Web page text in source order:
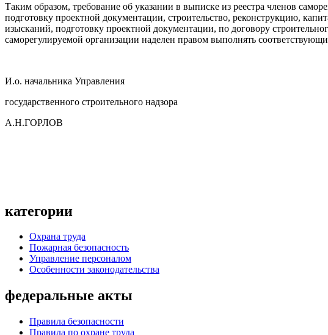
Таким образом, требование об указании в выписке из реестра членов
подготовку проектной документации, строительство, реконструкцию,
изысканий, подготовку проектной документации, по договору
саморегулируемой организации наделен правом выполнять
И.о. начальника Управления
государственного строительного надзора
А.Н.ГОРЛОВ
категории
Охрана труда
Пожарная безопасность
Управление персоналом
Особенности законодательства
федеральные акты
Правила безопасности
Правила по охране труда